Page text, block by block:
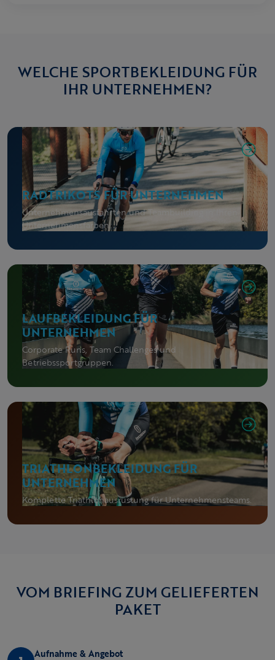
WELCHE SPORTBEKLEIDUNG FÜR
IHR UNTERNEHMEN?
RADTRIKOTS FÜR UNTERNEHMEN
Unternehmensausfahrten und Teambuilding in Ihren
Unternehmensfarben.
LAUFBEKLEIDUNG FÜR
UNTERNEHMEN
Corporate Runs, Team Challenges und
Betriebssportgruppen.
TRIATHLONBEKLEIDUNG FÜR
UNTERNEHMEN
Komplette Triathlonausrüstung für Unternehmensteams.
VOM BRIEFING ZUM GELIEFERTEN
PAKET
Aufnahme & Angebot